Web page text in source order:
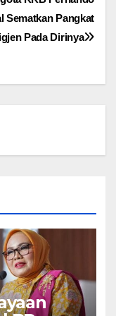
Sematkan Pangkat
Pada Dirinya